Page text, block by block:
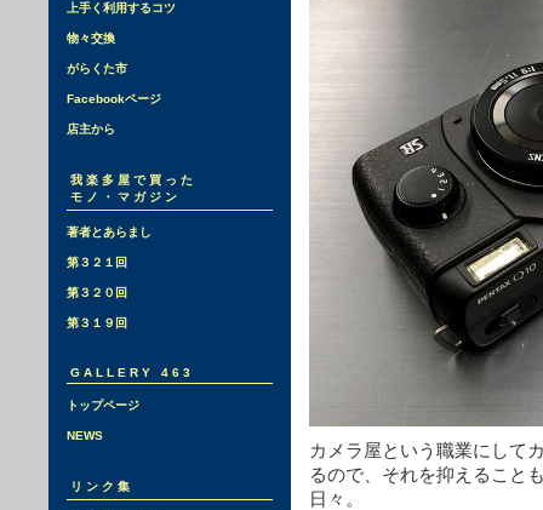
上手く利用するコツ
物々交換
がらくた市
Facebookページ
店主から
我楽多屋で買った
モノ・マガジン
著者とあらまし
第３２１回
第３２０回
第３１９回
GALLERY 463
トップページ
NEWS
リンク集
カメラ屋という職業にして
るので、それを抑えること
日々。